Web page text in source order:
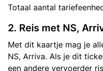
Totaal aantal
2. Reis met NS,
Met dit kaartje mag je
NS, Arriva. Als je dit
een andere vervoerder